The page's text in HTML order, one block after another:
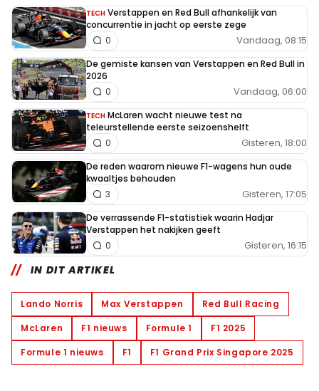
TECH Verstappen en Red Bull afhankelijk van
concurrentie in jacht op eerste zege
Vandaag, 08:15
0
De gemiste kansen van Verstappen en Red Bull in
2026
Vandaag, 06:00
0
TECH McLaren wacht nieuwe test na
teleurstellende eerste seizoenshelft
Gisteren, 18:00
0
De reden waarom nieuwe F1-wagens hun oude
kwaaltjes behouden
Gisteren, 17:05
3
De verrassende F1-statistiek waarin Hadjar
Verstappen het nakijken geeft
Gisteren, 16:15
0
IN DIT ARTIKEL
Lando Norris Max Verstappen
Red Bull Racing
McLaren
F1 nieuws Formule 1
F1 2025
Formule 1 nieuws
F1 F1 Grand Prix Singapore 2025